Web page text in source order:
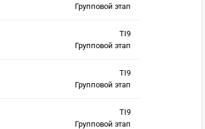
Групповой этап
TI9
Групповой этап
TI9
Групповой этап
TI9
Групповой этап